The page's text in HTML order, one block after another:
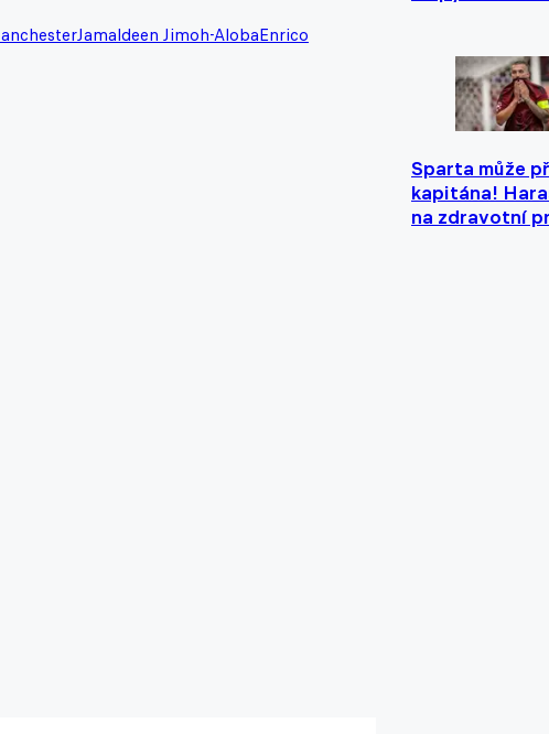
Sparta může
kapitána!
na zdravotní
Jamaldeen Jimoh-AlobaEnrico